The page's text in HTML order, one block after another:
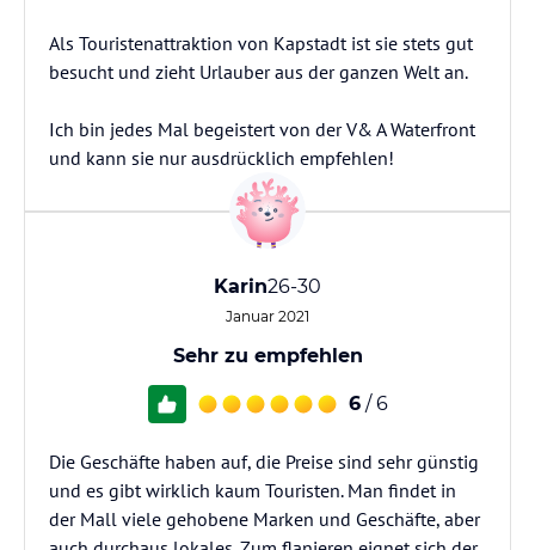
Als Touristenattraktion von Kapstadt ist sie stets gut
besucht und zieht Urlauber aus der ganzen Welt an.
Ich bin jedes Mal begeistert von der V& A Waterfront
und kann sie nur ausdrücklich empfehlen!
Karin26-30
Januar 2021
Sehr zu empfehlen
6 / 6
Die Geschäfte haben auf, die Preise sind sehr günstig
und es gibt wirklich kaum Touristen. Man findet in
der Mall viele gehobene Marken und Geschäfte, aber